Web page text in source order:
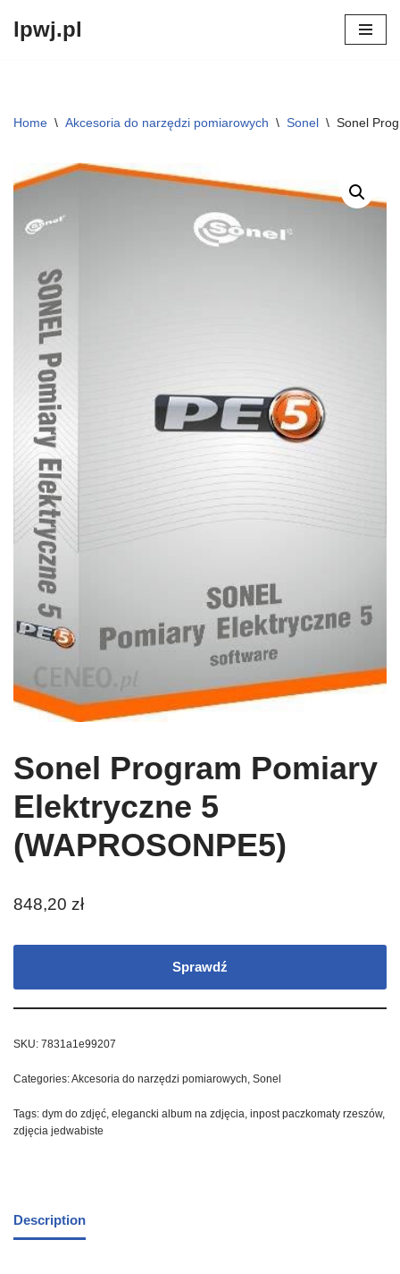
lpwj.pl
Home \ Akcesoria do narzędzi pomiarowych \ Sonel \ Sonel
Sonel Program Pomiary
Elektryczne 5
(WAPROSONPE5)
848,20 zł
Sprawdź
SKU: 7831a1e99207
Categories:Akcesoria do narzędzi pomiarowych, Sonel
Tags: dym do zdjęć, elegancki album na zdjęcia, inpost paczkomaty rzeszów,
zdjęcia jedwabiste
Description